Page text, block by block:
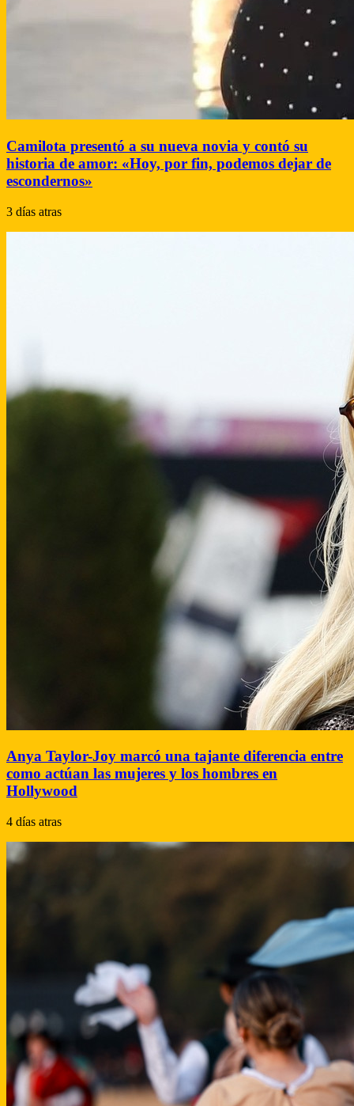
Camilota presentó a su nueva novia y contó su
historia de amor: «Hoy, por fin, podemos dejar de
escondernos»
3 días atras
Anya Taylor-Joy marcó una tajante diferencia entre
como actúan las mujeres y los hombres en
Hollywood
4 días atras